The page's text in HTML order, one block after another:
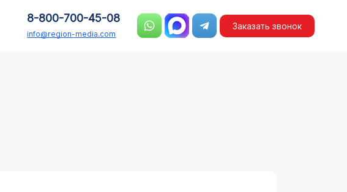
8-800-700-45-08
info@region-media.com
Заказать звонок